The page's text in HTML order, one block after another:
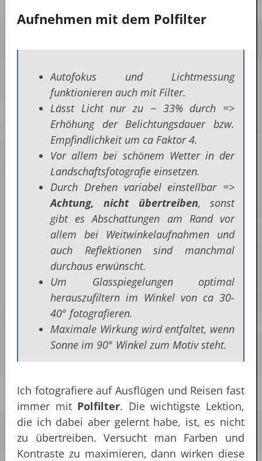
Aufnehmen mit dem Polfilter
Autofokus und Lichtmessung
funktionieren auch mit Filter.
Lässt Licht nur zu ~ 33% durch =>
Erhöhung der Belichtungsdauer bzw.
Empfindlichkeit um ca Faktor 4.
Vor allem bei schönem Wetter in der
Landschaftsfotografie einsetzen.
Durch Drehen variabel einstellbar =>
Achtung, nicht übertreiben, sonst
gibt es Abschattungen am Rand vor
allem bei Weitwinkelaufnahmen und
auch Reflektionen sind manchmal
durchaus erwünscht.
Um Glasspiegelungen optimal
herauszufiltern im Winkel von ca 30-
40° fotografieren.
Maximale Wirkung wird entfaltet, wenn
Sonne im 90° Winkel zum Motiv steht.
Ich fotografiere auf Ausflügen und Reisen fast
immer mit Polfilter. Die wichtigste Lektion,
die ich dabei aber gelernt habe, ist, es nicht
zu übertreiben. Versucht man Farben und
Kontraste zu maximieren, dann wirken diese